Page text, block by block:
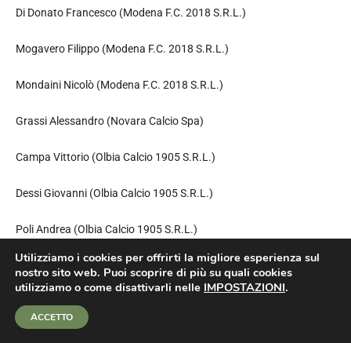
Di Donato Francesco (Modena F.C. 2018 S.R.L.)
Mogavero Filippo (Modena F.C. 2018 S.R.L.)
Mondaini Nicolò (Modena F.C. 2018 S.R.L.)
Grassi Alessandro (Novara Calcio Spa)
Campa Vittorio (Olbia Calcio 1905 S.R.L.)
Dessi Giovanni (Olbia Calcio 1905 S.R.L.)
Poli Andrea (Olbia Calcio 1905 S.R.L.)
Borgognone Luca (Palermo Football Club Spa)
Utilizziamo i cookies per offrirti la migliore esperienza sul
nostro sito web. Puoi scoprire di più su quali cookies
utilizziamo o come disattivarli nelle IMPOSTAZIONI.
ACCETTO